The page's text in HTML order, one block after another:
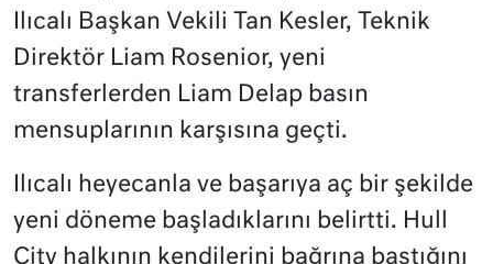
Ilıcalı Başkan Vekili Tan Kesler, Teknik
Direktör Liam Rosenior, yeni
transferlerden Liam Delap basın
mensuplarının karşısına geçti.
Ilıcalı heyecanla ve başarıya aç bir şekilde
yeni döneme başladıklarını belirtti. Hull
City halkının kendilerini bağrına bastığını